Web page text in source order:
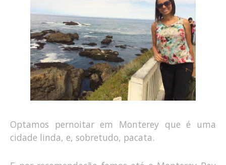
Optamos pernoitar em Monterey que é uma
cidade linda, e, sobretudo, pacata.